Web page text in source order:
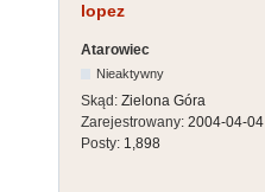
lopez
Atarowiec
Nieaktywny
Skąd: Zielona Góra
Zarejestrowany: 2004-04-04
Posty: 1,898